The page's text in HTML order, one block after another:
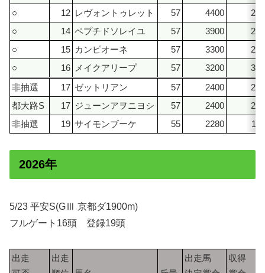
○
12 レヴォントゥレット 57 4400
○
14 ペプチドソレイユ 57 3900
○
15 カンピオーネ 57 3300
○
16 メイクアリープ 57 3200
非抽選 17 ゼットリアン 57 2400
都大路S
17 ジューンアヲニヨシ 57 2400
非抽選
19 サイモンブーケ 55 2280
2026年
5/23 平安S(GⅢ 京都ダ1900m)
フルゲート16頭 登録19頭
出走
出走
出走馬
収得